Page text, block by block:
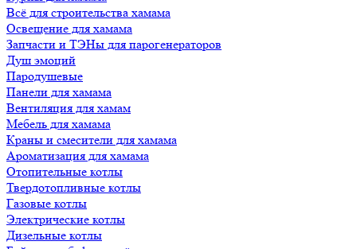
Всё для строительства хамама
Освещение для хамама
Запчасти и ТЭНы для парогенераторов
Душ эмоций
Пародушевые
Панели для хамама
Вентиляция для хамам
Мебель для хамама
Краны и смесители для хамама
Ароматизация для хамама
Отопительные котлы
Твердотопливные котлы
Газовые котлы
Электрические котлы
Дизельные котлы